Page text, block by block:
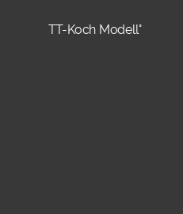
TT-Koch Modell°